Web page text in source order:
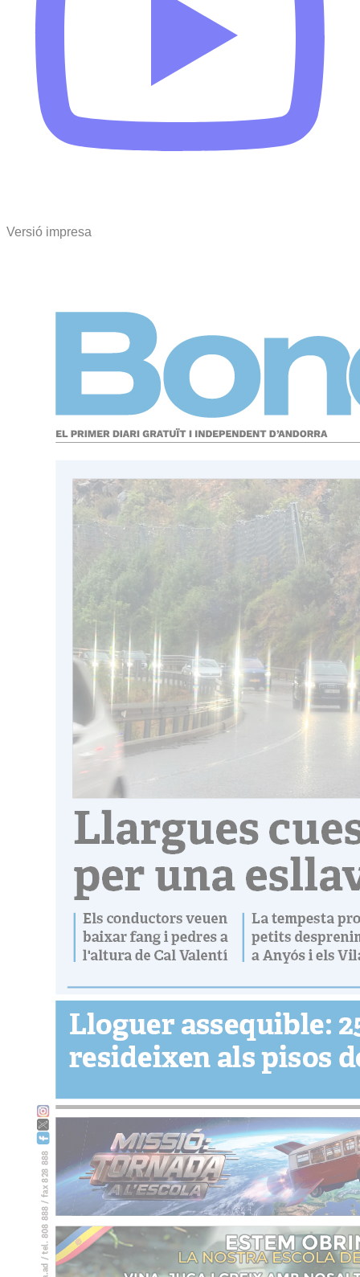
Versió impresa